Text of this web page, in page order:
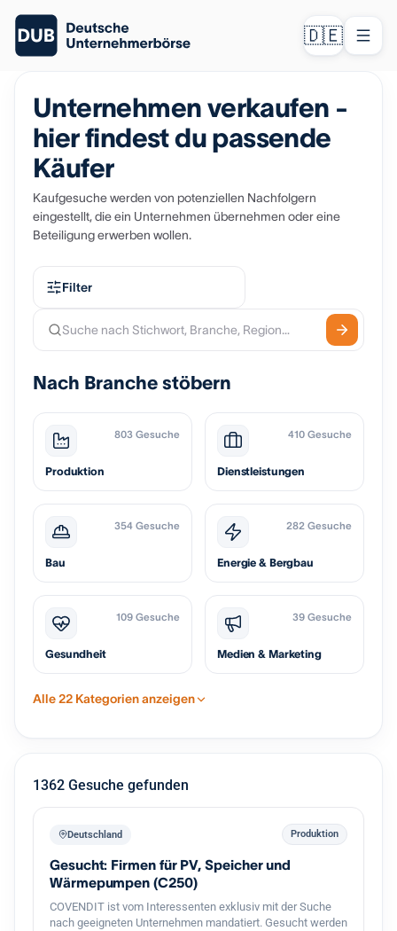
🇩🇪
Unternehmen verkaufen -
hier findest du passende
Käufer
Kaufgesuche werden von potenziellen Nachfolgern
eingestellt, die ein Unternehmen übernehmen oder eine
Beteiligung erwerben wollen.
Filter
Nach Branche stöbern
803 Gesuche
Produktion
410 Gesuche
Dienstleistungen
354 Gesuche
Bau
282 Gesuche
Energie & Bergbau
109 Gesuche
Gesundheit
39 Gesuche
Medien & Marketing
Alle 22 Kategorien anzeigen
1362 Gesuche gefunden
Deutschland Produktion
Gesucht: Firmen für PV, Speicher und
Wärmepumpen (C250)
COVENDIT ist vom Interessenten exklusiv mit der Suche
nach geeigneten Unternehmen mandatiert. Gesucht werden